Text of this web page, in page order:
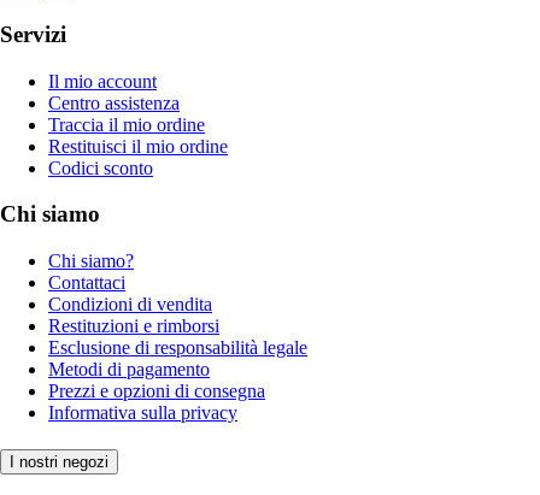
Servizi
Il mio account
Centro assistenza
Traccia il mio ordine
Restituisci il mio ordine
Codici sconto
Chi siamo
Chi siamo?
Contattaci
Condizioni di vendita
Restituzioni e rimborsi
Esclusione di responsabilità legale
Metodi di pagamento
Prezzi e opzioni di consegna
Informativa sulla privacy
I nostri negozi